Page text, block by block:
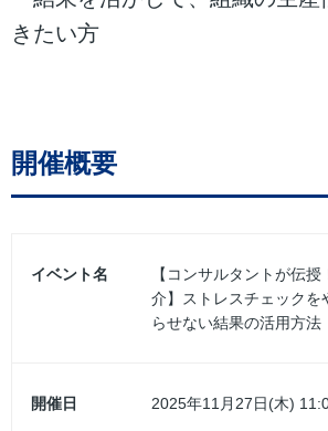
きたい方
開催概要
イベント名
【コンサルタントが伝
介】ストレスチェックを
らせない結果の活用方法
開催日 2025年11月27日(木)